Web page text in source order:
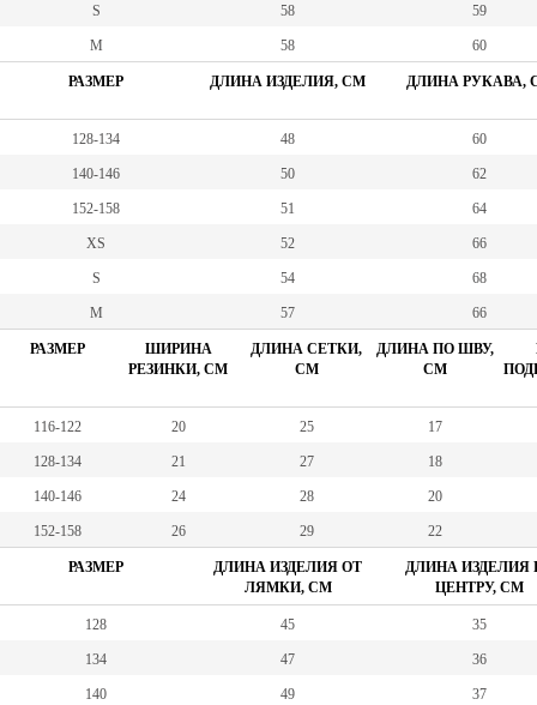
S 58 59
М 58 60
РАЗМЕР ДЛИНА ИЗДЕЛИЯ, СМ ДЛИНА РУКАВА,
128-134 48 60
140-146 50 62
152-158 51 64
XS 52 66
S 54 68
M 57 66
РАЗМЕР
ШИРИНА
РЕЗИНКИ, СМ
ДЛИНА СЕТКИ,
СМ
ДЛИНА ПО ШВУ,
СМ
116-122 20 25 17
128-134 21 27 18
140-146 24 28 20
152-158 26 29 22
РАЗМЕР
ДЛИНА ИЗДЕЛИЯ ОТ
ЛЯМКИ, СМ
ДЛИНА ИЗДЕЛИЯ
ЦЕНТРУ, СМ
128 45 35
134 47 36
140 49 37